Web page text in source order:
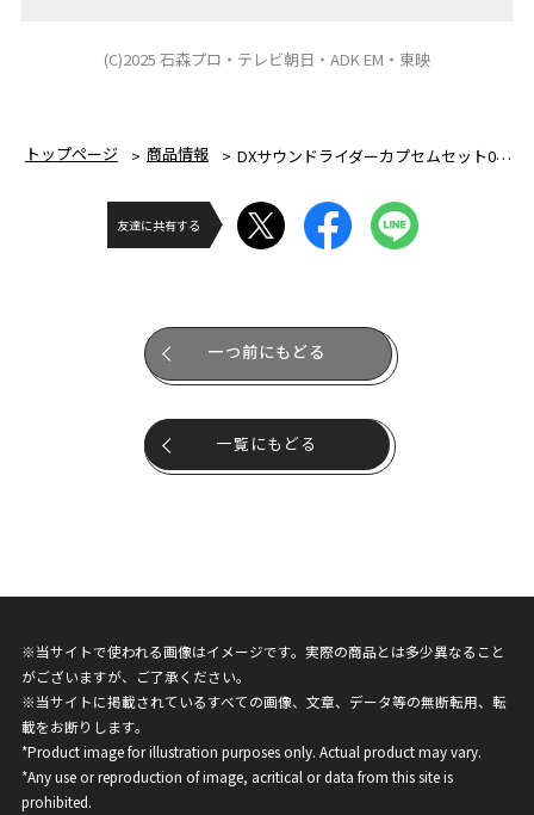
(C)2025 石森プロ・テレビ朝日・ADK EM・東映
トップページ 商品情報 DXサウンドライダーカプセムセット02
友達に共有する
一つ前にもどる
一覧にもどる
※当サイトで使われる画像はイメージです。実際の商品とは多少異なること
がございますが、ご了承ください。
※当サイトに掲載されているすべての画像、文章、データ等の無断転用、転
載をお断りします。
*Product image for illustration purposes only. Actual product may vary.
*Any use or reproduction of image, acritical or data from this site is
prohibited.